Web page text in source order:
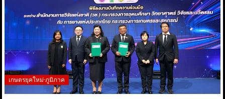
เกษตรยุคใหม่-ภูมิภาค